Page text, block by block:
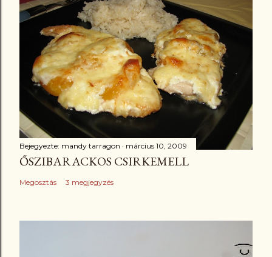
Bejegyezte: mandy tarragon március 10, 2009
ŐSZIBARACKOS CSIRKEMELL
Megosztás 3 megjegyzés